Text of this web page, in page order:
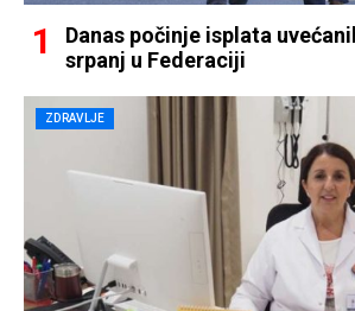
Danas počinje isplata
srpanj u Federaciji
ZDRAVLJE